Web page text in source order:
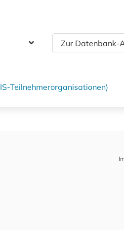
Zur Datenbank-
Teilnehmerorganisationen)